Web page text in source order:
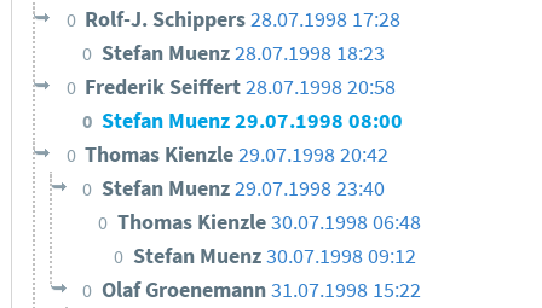
0 Rolf-J. Schippers28.07.1998 17:28
0 Stefan Muenz28.07.1998 18:23
0 Frederik Seiffert28.07.1998 20:58
0 Stefan Muenz29.07.1998 08:00
0 Thomas Kienzle29.07.1998 20:42
0 Stefan Muenz29.07.1998 23:40
0 Thomas Kienzle30.07.1998 06:48
0 Stefan Muenz30.07.1998 09:12
0 Olaf Groenemann31.07.1998 15:22